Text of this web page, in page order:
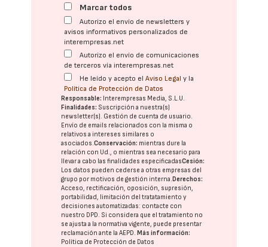
Marcar todos
Autorizo el envío de newsletters y
avisos informativos personalizados de
interempresas.net
Autorizo el envío de comunicaciones
de terceros vía interempresas.net
He leído y acepto elAviso Legal y la
Política de Protección de Datos
Responsable: Interempresas Media, S.L.U.
Finalidades: Suscripción a nuestra(s)
newsletter(s). Gestión de cuenta de usuario.
Envío de emails relacionados con la misma o
relativos a intereses similares o
asociados.Conservación: mientras dure la
relación con Ud., o mientras sea necesario para
llevar a cabo las finalidades especificadasCesión:
Los datos pueden cederse a otras empresas del
grupo por motivos de gestión interna. Derechos:
Acceso, rectificación, oposición, supresión,
portabilidad, limitación del tratatamiento y
decisiones automatizadas: contacte con
nuestro DPD. Si considera que el tratamiento no
se ajusta a la normativa vigente, puede presentar
reclamación ante laAEPD. Más información:
Política de Protección de Datos